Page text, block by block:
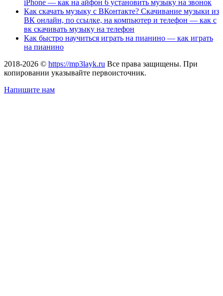
iPhone — как на айфон 6 установить музыку на звонок
Как скачать музыку с ВКонтакте? Скачивание музыки из
ВК онлайн, по ссылке, на компьютер и телефон — как с
вк скачивать музыку на телефон
Как быстро научиться играть на пианино — как играть
на пианино
2018-2026 © https://mp3layk.ru Все права защищены. При
копировании указывайте первоисточник.
Напишите нам